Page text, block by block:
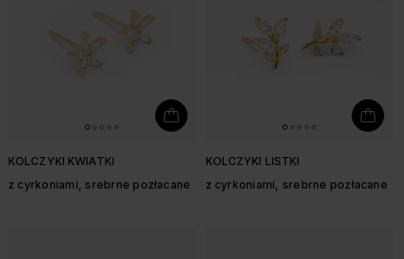
KOLCZYKI KWIATKI
z cyrkoniami, srebrne pozłacane
KOLCZYKI LISTKI
z cyrkoniami, srebrne pozłacane